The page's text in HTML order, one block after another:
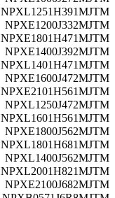
NPXL1251H391MJTM
NPXE1200J332MJTM
NPXE1801H471MJTM
NPXE1400J392MJTM
NPXL1401H471MJTM
NPXE1600J472MJTM
NPXE2101H561MJTM
NPXL1250J472MJTM
NPXL1601H561MJTM
NPXE1800J562MJTM
NPXL1801H681MJTM
NPXL1400J562MJTM
NPXL2001H821MJTM
NPXE2100J682MJTM